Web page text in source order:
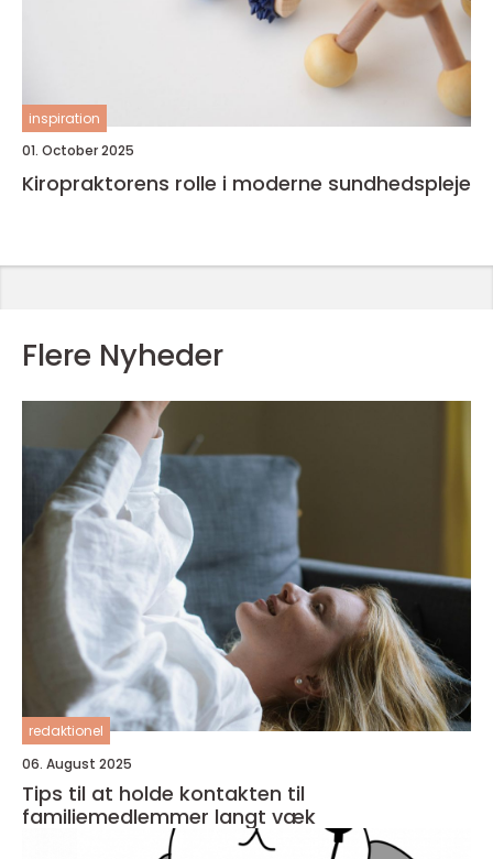
inspiration
01. October 2025
Kiropraktorens rolle i moderne sundhedspleje
Flere Nyheder
redaktionel
06. August 2025
Tips til at holde kontakten til
familiemedlemmer langt væk